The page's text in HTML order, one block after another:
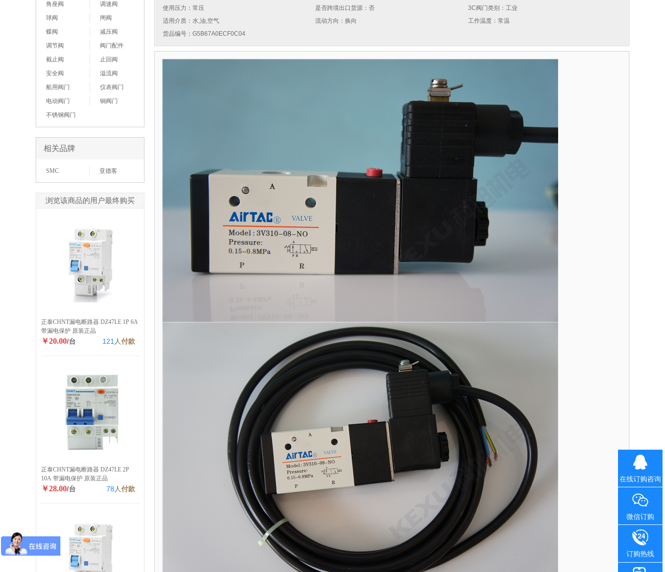
角座阀
调速阀
球阀
闸阀
蝶阀
减压阀
调节阀
阀门配件
截止阀
止回阀
安全阀
溢流阀
船用阀门
仪表阀门
电动阀门
铜阀门
不锈钢阀门
相关品牌
SMC 亚德客
浏览该商品的用户最终购买
正泰CHNT漏电断路器 DZ47LE 1P 6A
带漏电保护 原装正品
￥20.00/台 121 人付款
正泰CHNT漏电断路器 DZ47LE 2P
10A 带漏电保护 原装正品
￥28.00/台 78 人付款
使用压力：常压
是否跨境出口货源：否
3C阀门类别：工业
适用介质：水,油,空气
流动方向：换向
工作温度：常温
货品编号：G5B67A0ECF0C04
在线订购咨询
微信订购
订购热线